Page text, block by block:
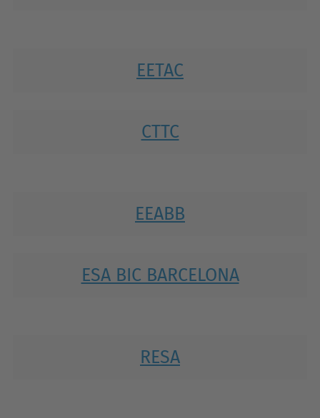
EETAC
CTTC
EEABB
ESA BIC BARCELONA
RESA